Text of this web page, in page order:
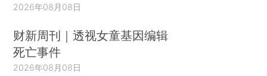
2026年08月08日
财新周刊｜透视女童基因编辑
死亡事件
2026年08月08日